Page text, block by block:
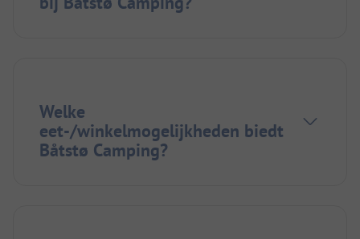
Welke
eet-/winkelmogelijkheden biedt
Båtstø Camping?